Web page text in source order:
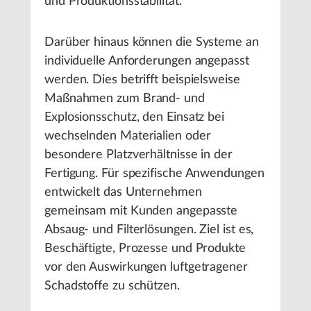
Darüber hinaus können die Systeme an
individuelle Anforderungen angepasst
werden. Dies betrifft beispielsweise
Maßnahmen zum Brand- und
Explosionsschutz, den Einsatz bei
wechselnden Materialien oder
besondere Platzverhältnisse in der
Fertigung. Für spezifische Anwendungen
entwickelt das Unternehmen
gemeinsam mit Kunden angepasste
Absaug- und Filterlösungen. Ziel ist es,
Beschäftigte, Prozesse und Produkte
vor den Auswirkungen luftgetragener
Schadstoffe zu schützen.